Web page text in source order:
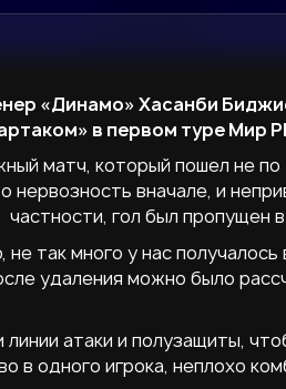
«Динамо» Хасанби
в первом туре Мир
матч, который пошел не
нервозность вначале, и
частности, гол был пропущен
так много у нас
удаления можно было
атаки и полузащиты,
в одного игрока, неплохо